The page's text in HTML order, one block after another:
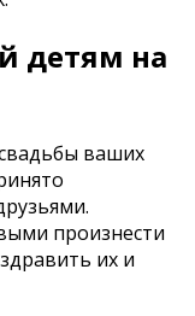
детям на
ваших
произнести
их и